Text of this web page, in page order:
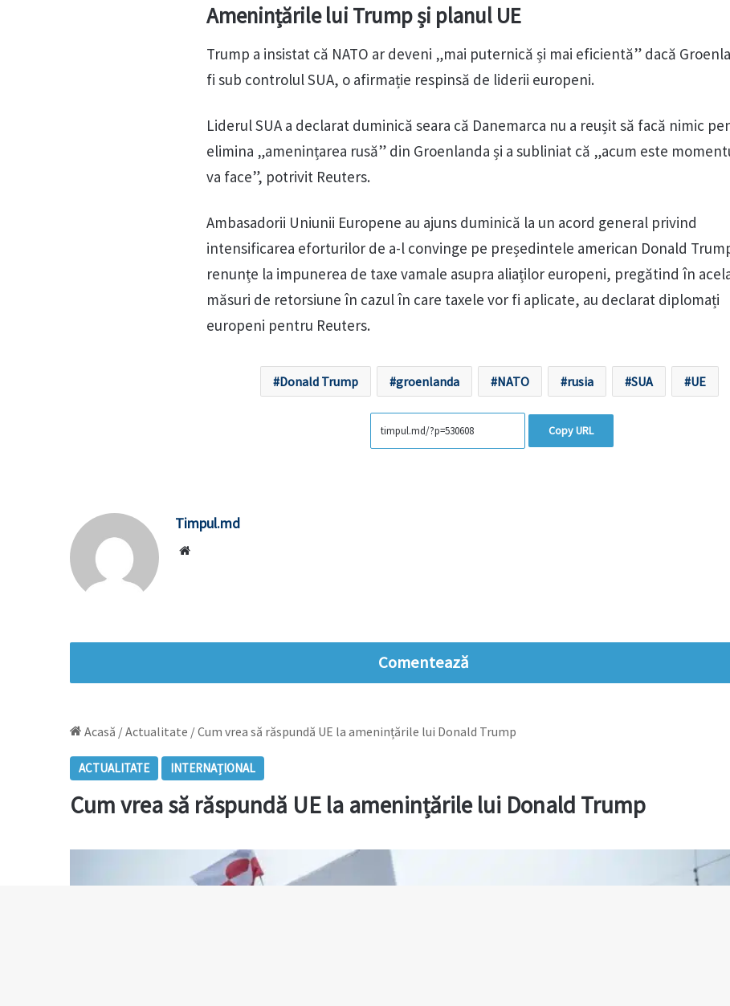
Amenințările lui Trump și planul UE
Trump a insistat că NATO ar deveni „mai puternică și mai eficientă” dacă
fi sub controlul SUA, o afirmație respinsă de liderii europeni.
Liderul SUA a declarat duminică seara că Danemarca nu a reușit să facă nimic
elimina „amenințarea rusă” din Groenlanda și a subliniat că „acum este
va face”, potrivit Reuters.
Ambasadorii Uniunii Europene au ajuns duminică la un acord general privind
intensificarea eforturilor de a-l convinge pe președintele american Donald
renunțe la impunerea de taxe vamale asupra aliaților europeni, pregătind în
măsuri de retorsiune în cazul în care taxele vor fi aplicate, au declarat diplomați
europeni pentru Reuters.
Donald Trump groenlanda NATO rusia SUA UE
Copy URL
Timpul.md
Comentează